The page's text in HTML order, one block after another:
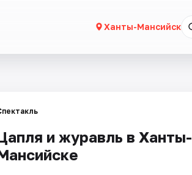
Ханты-Мансийск
и журавль в Ханты-